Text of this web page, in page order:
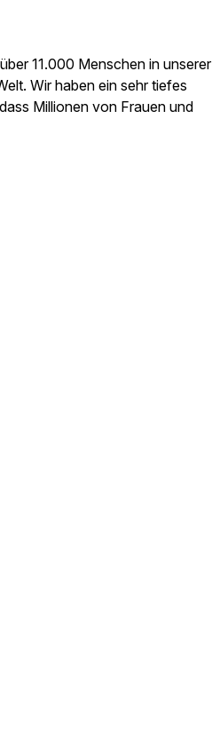
11.000 Menschen in unserer
Wir haben ein sehr tiefes
Millionen von Frauen und